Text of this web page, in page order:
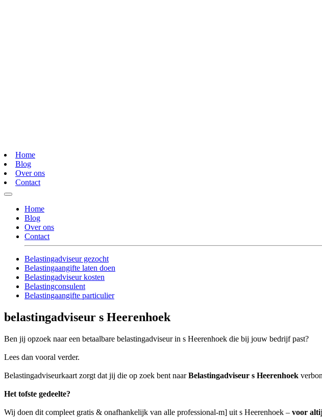
Home
Blog
Over ons
Contact
Home
Blog
Over ons
Contact
Belastingadviseur gezocht
Belastingaangifte laten doen
Belastingadviseur kosten
Belastingconsulent
Belastingaangifte particulier
belastingadviseur s Heerenhoek
Ben jij opzoek naar een betaalbare belastingadviseur in s Heerenhoek die bij jouw bedrijf past?
Lees dan vooral verder.
Belastingadviseurkaart zorgt dat jij die op zoek bent naarBelastingadviseur s Heerenhoek
Het tofste gedeelte?
Wij doen dit compleet gratis & onafhankelijk van alle professional-m] uit s Heerenhoek – voor